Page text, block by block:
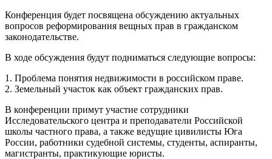
Конференция будет посвящена обсуждению актуальных
вопросов реформирования вещных прав в гражданском
законодательстве.
В ходе обсуждения будут подниматься следующие вопросы:
1. Проблема понятия недвижимости в российском праве.
2. Земельный участок как объект гражданских прав.
В конференции примут участие сотрудники
Исследовательского центра и преподаватели Российской
школы частного права, а также ведущие цивилисты Юга
России, работники судебной системы, студенты, аспиранты,
магистранты, практикующие юристы.